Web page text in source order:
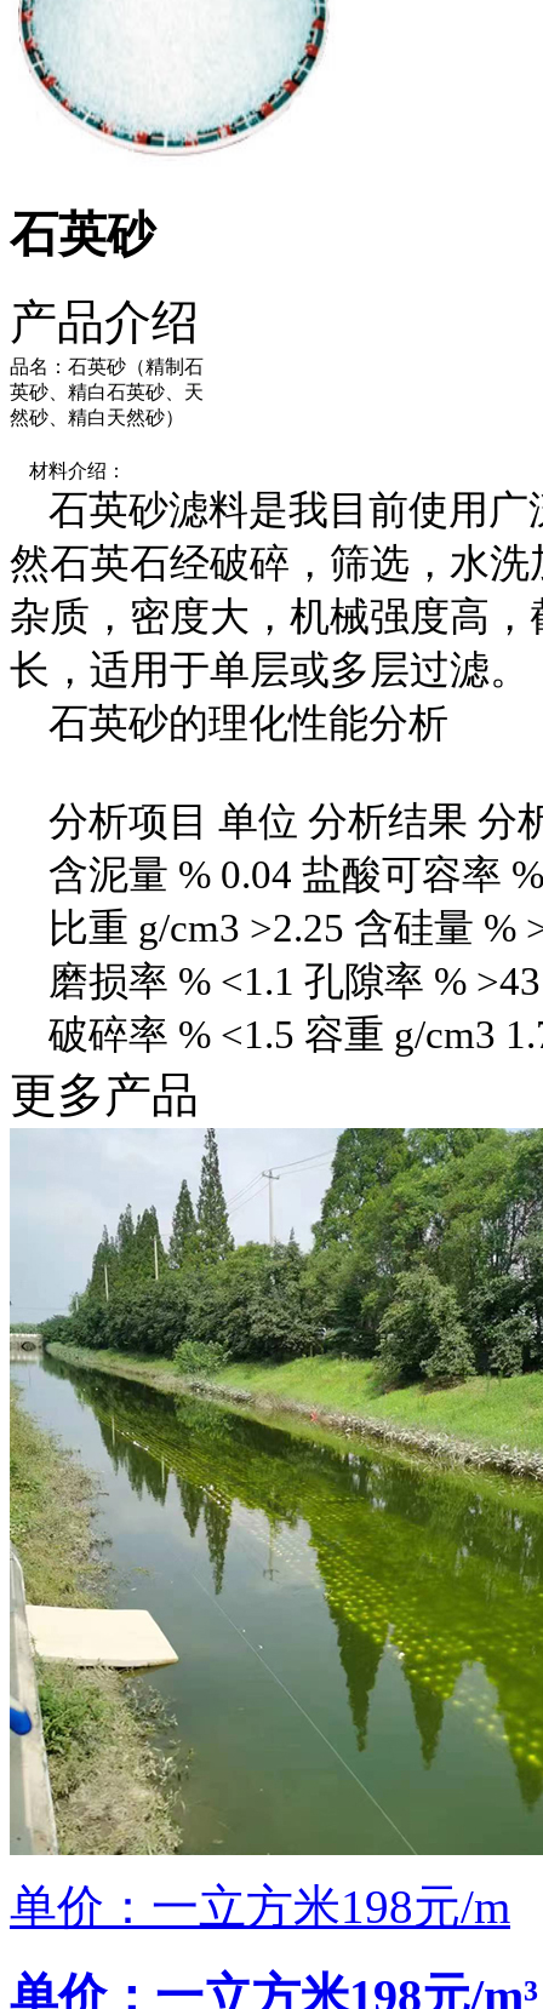
石英砂
产品介绍
品名：石英砂（精制石
英砂、精白石英砂、天
然砂、精白天然砂）
材料介绍：
石英砂滤料是我目前使用广
然石英石经破碎，筛选，水
杂质，密度大，机械强度高
长，适用于单层或多层过滤。
石英砂的理化性能分析
分析项目 单位 分析结果 分
含泥量 % 0.04 盐酸可容率
比重 g/cm3 >2.25 含硅量 %
磨损率 % <1.1 孔隙率 % >43
破碎率 % <1.5 容重 g/cm3
更多产品
单价：一立方米198元/m
单价：一立方米198元/m³